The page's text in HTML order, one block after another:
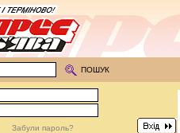
Забули пароль?
ПОШУК